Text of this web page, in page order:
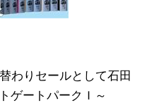
わりセールとして石田
ゲートパークＩ～